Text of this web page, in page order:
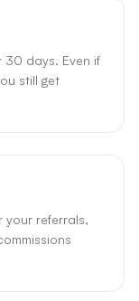
30 days. Even if
still get
your referrals,